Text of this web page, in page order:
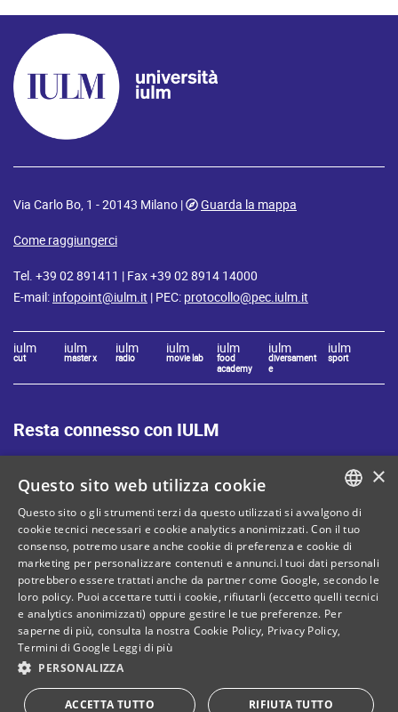
Via Carlo Bo, 1 - 20143 Milano |
Guarda la mappa
Come raggiungerci
Tel. +39 02 891411 | Fax +39 02 8914 14000
E-mail: infopoint@iulm.it | PEC: protocollo@pec.iulm.it
iulm
cut
iulm
master x
iulm
radio
iulm
movie lab
iulm
food
academy
iulm
diversament
e
iulm
sport
Resta connesso con IULM
Mappa del sito
Privacy policy
Cookie Policy
Note legali
Contatti
C. Fiscale: 80071270153
Dona il tuo 5 per mille!
ITALIAN
ENGLISH
×
Questo sito web utilizza cookie
Questo sito o gli strumenti terzi da questo utilizzati si avvalgono di
cookie tecnici necessari e cookie analytics anonimizzati. Con il tuo
consenso, potremo usare anche cookie di preferenza e cookie di
marketing per personalizzare contenuti e annunci.I tuoi dati personali
potrebbero essere trattati anche da partner come Google, secondo le
loro policy. Puoi accettare tutti i cookie, rifiutarli (eccetto quelli tecnici
e analytics anonimizzati) oppure gestire le tue preferenze. Per
saperne di più, consulta la nostra Cookie Policy, Privacy Policy,
Termini di Google Leggi di più
PERSONALIZZA
ACCETTA TUTTO RIFIUTA TUTTO